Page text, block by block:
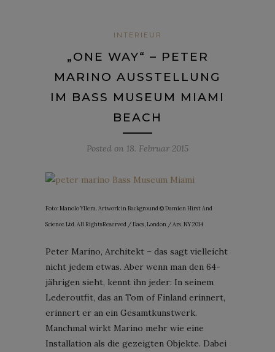
INTERIEUR
„ONE WAY“ – PETER
MARINO AUSSTELLUNG
IM BASS MUSEUM MIAMI
BEACH
Posted on 18. Februar 2015
Foto: Manolo Yllera. Artwork in Background © Damien Hirst And
Science Ltd. All RightsReserved / Dacs, London / Ars, NY 2014
Peter Marino, Architekt – das sagt vielleicht
nicht jedem etwas. Aber wenn man den 64-
jährigen sieht, kennt ihn jeder: In seinem
Lederoutfit, das an Tom of Finland erinnert,
erinnert er an ein Gesamtkunstwerk.
Manchmal wirkt Marino mehr wie eine
Installation als die gezeigten Objekte. Dabei